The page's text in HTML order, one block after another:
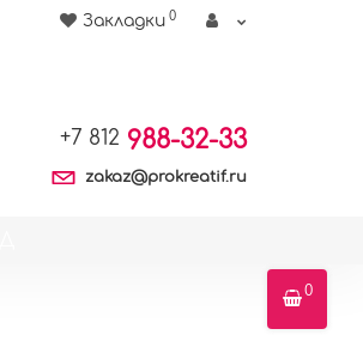
Закладки 0
+7 812 988-32-33
zakaz@prokreatif.ru
0